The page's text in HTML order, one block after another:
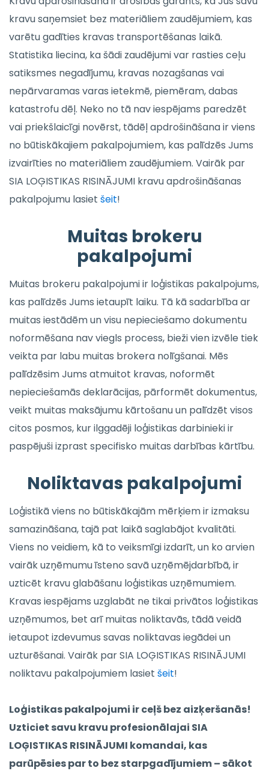
kravu saņemsiet bez materiāliem zaudējumiem, kas
varētu gadīties kravas transportēšanas laikā.
Statistika liecina, ka šādi zaudējumi var rasties ceļu
satiksmes negadījumu, kravas nozagšanas vai
nepārvaramas varas ietekmē, piemēram, dabas
katastrofu dēļ. Neko no tā nav iespējams paredzēt
vai priekšlaicīgi novērst, tādēļ apdrošināšana ir viens
no būtiskākajiem pakalpojumiem, kas palīdzēs Jums
izvairīties no materiāliem zaudējumiem. Vairāk par
SIA LOĢISTIKAS RISINĀJUMI kravu apdrošināšanas
pakalpojumu lasiet šeit!
Muitas brokeru
pakalpojumi
Muitas brokeru pakalpojumi ir loģistikas pakalpojums,
kas palīdzēs Jums ietaupīt laiku. Tā kā sadarbība ar
muitas iestādēm un visu nepieciešamo dokumentu
noformēšana nav viegls process, bieži vien izvēle tiek
veikta par labu muitas brokera nolīgšanai. Mēs
palīdzēsim Jums atmuitot kravas, noformēt
nepieciešamās deklarācijas, pārformēt dokumentus,
veikt muitas maksājumu kārtošanu un palīdzēt visos
citos posmos, kur ilggadēji loģistikas darbinieki ir
paspējuši izprast specifisko muitas darbības kārtību.
Noliktavas pakalpojumi
Loģistikā viens no būtiskākajām mērķiem ir izmaksu
samazināšana, tajā pat laikā saglabājot kvalitāti.
Viens no veidiem, kā to veiksmīgi izdarīt, un ko arvien
vairāk uzņēmumu īsteno savā uzņēmējdarbībā, ir
uzticēt kravu glabāšanu loģistikas uzņēmumiem.
Kravas iespējams uzglabāt ne tikai privātos loģistikas
uzņēmumos, bet arī muitas noliktavās, tādā veidā
ietaupot izdevumus savas noliktavas iegādei un
uzturēšanai. Vairāk par SIA LOĢISTIKAS RISINĀJUMI
noliktavu pakalpojumiem lasiet šeit!
Loģistikas pakalpojumi ir ceļš bez aizķeršanās!
Uzticiet savu kravu profesionālajai SIA
LOĢISTIKAS RISINĀJUMI komandai, kas
parūpēsies par to bez starpgadījumiem – sākot